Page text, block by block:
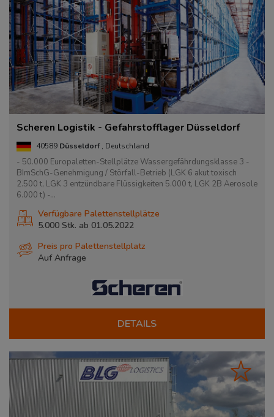
Scheren Logistik - Gefahrstofflager Düsseldorf
40589 Düsseldorf , Deutschland
- 50.000 Europaletten-Stellplätze Wassergefährdungsklasse 3 -
BImSchG-Genehmigung / Störfall-Betrieb (LGK 6 akut toxisch
2.500 t, LGK 3 entzündbare Flüssigkeiten 5.000 t, LGK 2B Aerosole
6.000 t) -...
Verfügbare Palettenstellplätze
5.000 Stk. ab 01.05.2022
Preis pro Palettenstellplatz
Auf Anfrage
DETAILS